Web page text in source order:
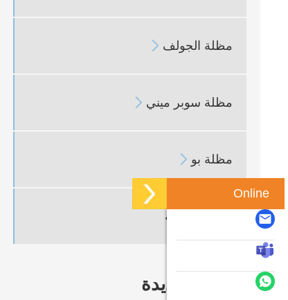
مظلة الجولف 
مظلة سوبر ميني 
مظلة بو 
مظلة عكسية
منتجات جديدة
Online